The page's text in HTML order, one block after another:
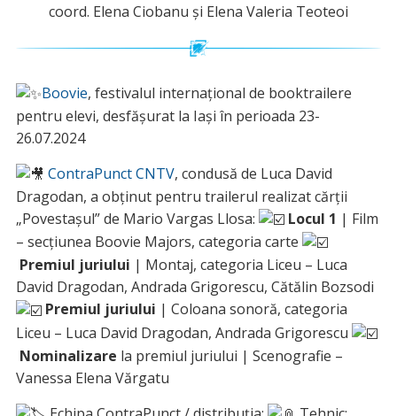
coord. Elena Ciobanu și Elena Valeria Teoteoi
Boovie, festivalul internațional de booktrailere
pentru elevi, desfășurat la Iași în perioada 23-
26.07.2024
ContraPunct CNTV, condusă de Luca David
Dragodan, a obținut pentru trailerul realizat cărții
„Povestașul” de Mario Vargas Llosa:
Locul 1 | Film
– secțiunea Boovie Majors, categoria carte
Premiul juriului | Montaj, categoria Liceu – Luca
David Dragodan, Andrada Grigorescu, Cătălin Bozsodi
Premiul juriului | Coloana sonoră, categoria
Liceu – Luca David Dragodan, Andrada Grigorescu
Nominalizare la premiul juriului | Scenografie –
Vanessa Elena Vărgatu